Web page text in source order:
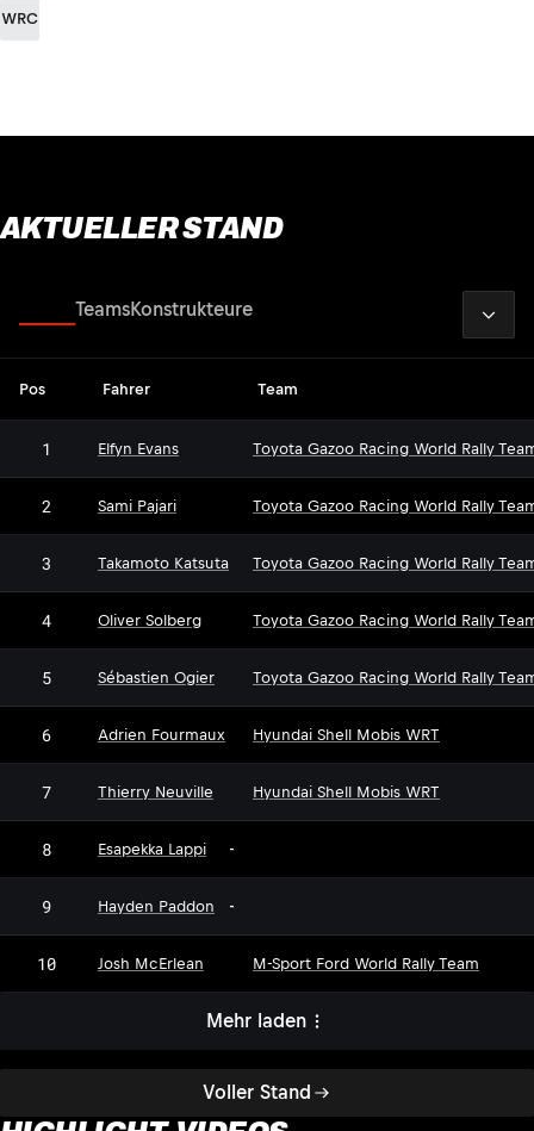
WRC
AKTUELLER STAND
Voller Stand
TeamsKonstrukteure
Pos Fahrer Team
1 Elfyn Evans Toyota Gazoo Racing World Rally
2 Sami Pajari Toyota Gazoo Racing World Rally
3 Takamoto Katsuta Toyota Gazoo Racing World Rally
4 Oliver Solberg Toyota Gazoo Racing World Rally
5 Sébastien Ogier Toyota Gazoo Racing World Rally
6 Adrien Fourmaux Hyundai Shell Mobis WRT
7 Thierry Neuville Hyundai Shell Mobis WRT
8 Esapekka Lappi -
9 Hayden Paddon -
10 Josh McErlean M-Sport Ford World Rally Team
Mehr laden